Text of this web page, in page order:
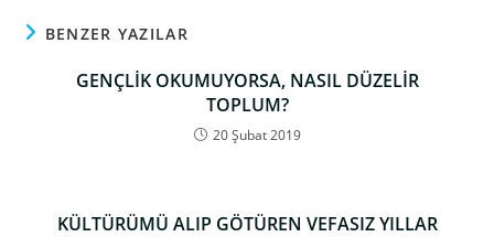
BENZER YAZILAR
GENÇLİK OKUMUYORSA, NASIL DÜZELİR
TOPLUM?
20 Şubat 2019
KÜLTÜRÜMÜ ALIP GÖTÜREN VEFASIZ YILLAR